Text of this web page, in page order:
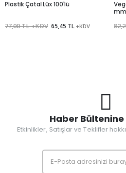
Plastik Çatal Lüx 100'lü
77,00 TL +KDV 65,45 TL +KDV
Haber Bültenine
Etkinlikler, Satışlar ve Teklifler